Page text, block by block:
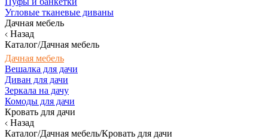
Угловые тканевые диваны
Дачная мебель
Назад
Каталог/Дачная мебель
Дачная мебель
Вешалка для дачи
Диван для дачи
Зеркала на дачу
Комоды для дачи
Кровать для дачи
Назад
Каталог/Дачная мебель/Кровать для дачи